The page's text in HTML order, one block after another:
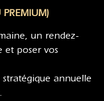
un rendez-
et poser vos
stratégique annuelle